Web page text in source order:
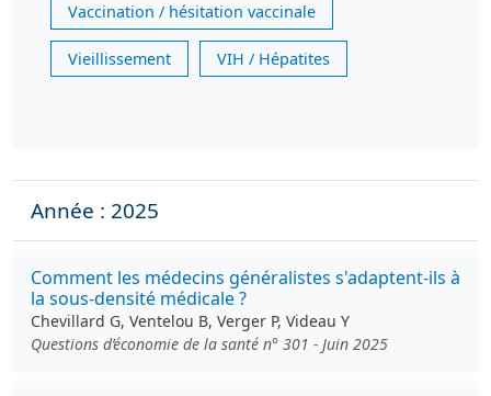
Vaccination / hésitation vaccinale
Vieillissement VIH / Hépatites
Année : 2025
Comment les médecins généralistes s'adaptent-ils à
la sous-densité médicale ?
Chevillard G, Ventelou B, Verger P, Videau Y
Questions d’économie de la santé n° 301 - Juin 2025